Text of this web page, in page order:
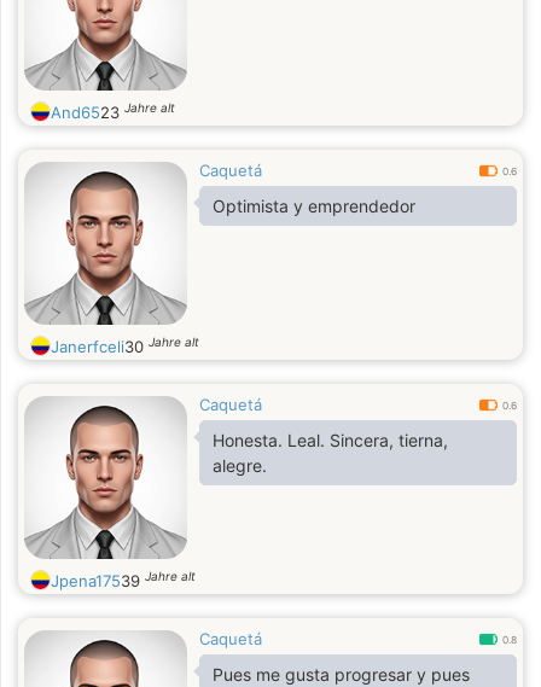
And6523 Jahre alt
Caquetá 0.6
Optimista y emprendedor
Janerfceli30 Jahre alt
Caquetá 0.6
Honesta. Leal. Sincera, tierna,
alegre.
Jpena17539 Jahre alt
Caquetá 0.8
Pues me gusta progresar y pues